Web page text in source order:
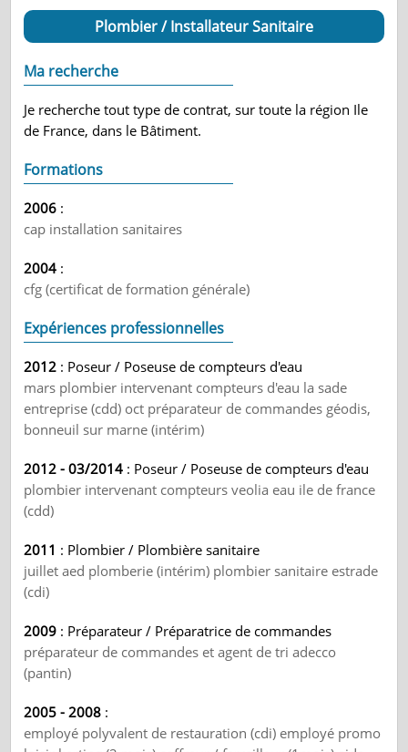
Plombier / Installateur Sanitaire
Ma recherche
Je recherche tout type de contrat, sur toute la région Ile
de France, dans le Bâtiment.
Formations
2006 :
cap installation sanitaires
2004 :
cfg (certificat de formation générale)
Expériences professionnelles
2012 : Poseur / Poseuse de compteurs d'eau
mars plombier intervenant compteurs d'eau la sade
entreprise (cdd) oct préparateur de commandes géodis,
bonneuil sur marne (intérim)
2012 - 03/2014 : Poseur / Poseuse de compteurs d'eau
plombier intervenant compteurs veolia eau ile de france
(cdd)
2011 : Plombier / Plombière sanitaire
juillet aed plomberie (intérim) plombier sanitaire estrade
(cdi)
2009 : Préparateur / Préparatrice de commandes
préparateur de commandes et agent de tri adecco
(pantin)
2005 - 2008 :
employé polyvalent de restauration (cdi) employé promo